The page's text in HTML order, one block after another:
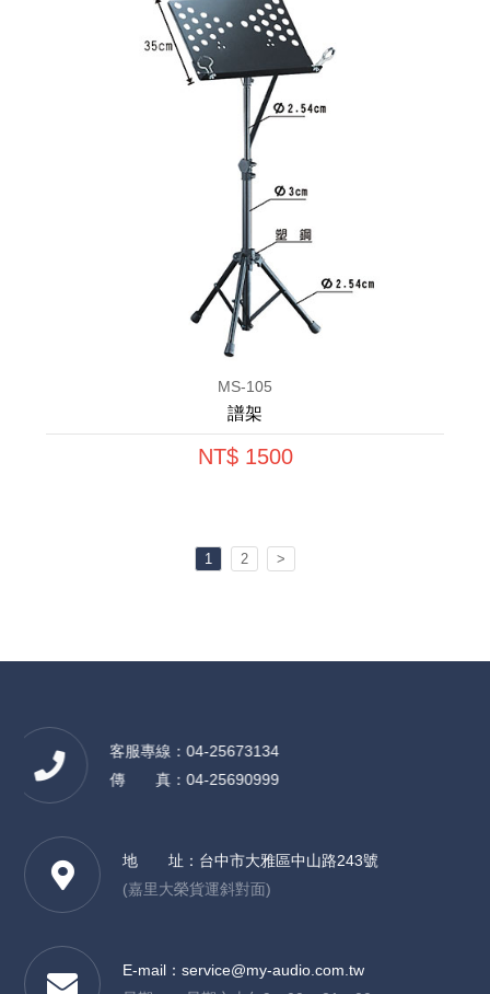
MS-105
譜架
NT$ 1500
1 2 >
客服專線：04-25673134
傳 真：04-25690999
地 址： 台中市大雅區中山路243號
(嘉里大榮貨運斜對面)
E-mail：service@my-audio.com.tw